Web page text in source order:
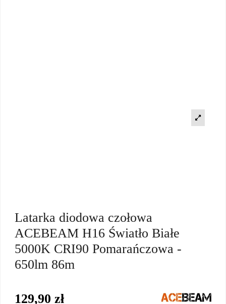
Latarka diodowa czołowa
ACEBEAM H16 Światło Białe
5000K CRI90 Pomarańczowa -
650lm 86m
129,90 zł